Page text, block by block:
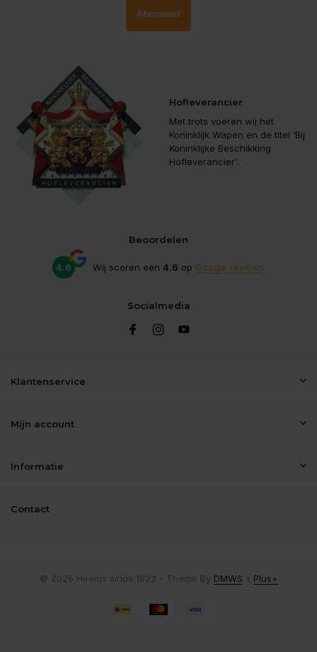
Abonneer
Hofleverancier
Met trots voeren wij het
Koninklijk Wapen en de titel ‘Bij
Koninklijke Beschikking
Hofleverancier'.
Beoordelen
4.6 Wij scoren een 4.6 op Google reviews
Socialmedia
Klantenservice
Mijn account
Informatie
Contact
© 2026 Heems sinds 1822 - Theme By DMWS x Plus+